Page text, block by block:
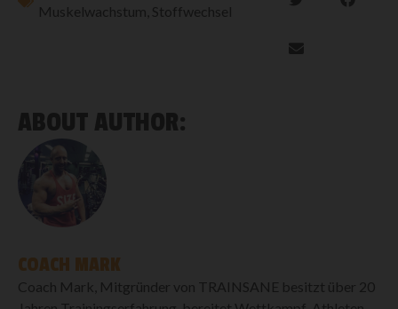
Muskelwachstum Stoffwechsel
ABOUT AUTHOR:
COACH MARK
Coach Mark, Mitgründer von TRAINSANE besitzt über 20